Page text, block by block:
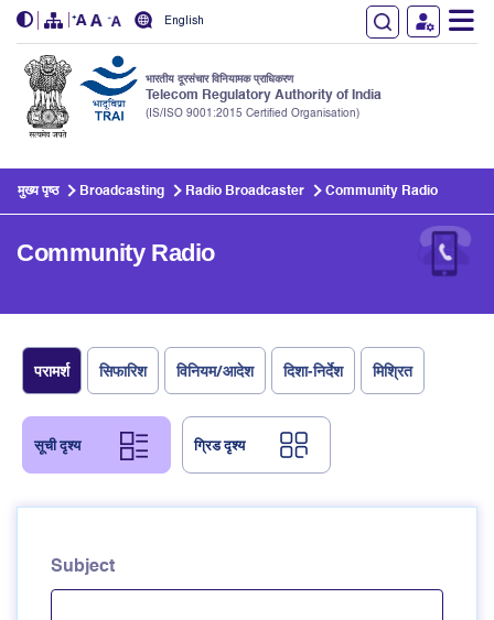
English
भारतीय दूरसंचार विनियामक प्राधिकरण
Telecom Regulatory Authority of India
(IS/ISO 9001:2015 Certified Organisation)
मुख्य पृष्ठ Broadcasting Radio Broadcaster Community Radio
Community Radio
परामर्श सिफारिश विनियम/आदेश दिशा-निर्देश मिश्रित
सूची दृश्य ग्रिड दृश्य
Subject